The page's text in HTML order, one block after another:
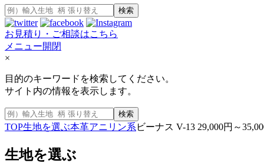
検索
お見積り・ご相談はこちら
メニュー開閉
×
目的のキーワードを検索してください。
サイト内の情報を表示します。
検索
TOP生地を選ぶ本革アニリン系 ビーナス V-13 29,000円～
生地を選ぶ